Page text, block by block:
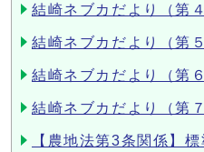
結崎ネブカだより（第４
結崎ネブカだより（第５
結崎ネブカだより（第６
結崎ネブカだより（第７
【農地法第3条関係】